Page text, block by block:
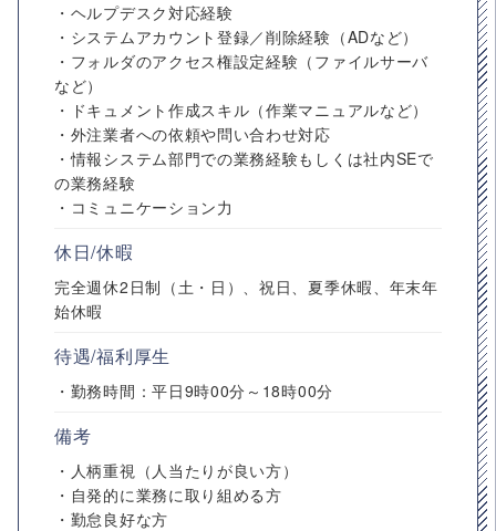
・ヘルプデスク対応経験
・システムアカウント登録／削除経験（ADなど）
・フォルダのアクセス権設定経験（ファイルサーバ
など）
・ドキュメント作成スキル（作業マニュアルなど）
・外注業者への依頼や問い合わせ対応
・情報システム部門での業務経験もしくは社内SEで
の業務経験
・コミュニケーション力
休日/休暇
完全週休2日制（土・日）、祝日、夏季休暇、年末年
始休暇
待遇/福利厚生
・勤務時間：平日9時00分～18時00分
備考
・人柄重視（人当たりが良い方）
・自発的に業務に取り組める方
・勤怠良好な方